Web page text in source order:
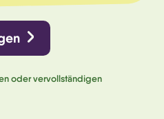
oder vervollständigen